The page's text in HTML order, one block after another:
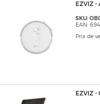
EZVIZ
SKU:
EAN:
Prix de
EZVIZ -